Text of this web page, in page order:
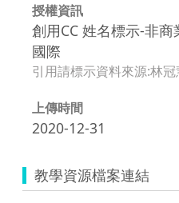
授權資訊
創用CC 姓名標示-非
國際
引用請標示資料來源:林冠
上傳時間
2020-12-31
教學資源檔案連結